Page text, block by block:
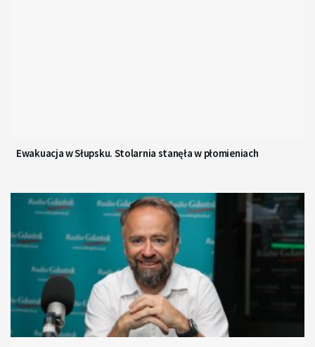
Ewakuacja w Słupsku. Stolarnia stanęła w płomieniach